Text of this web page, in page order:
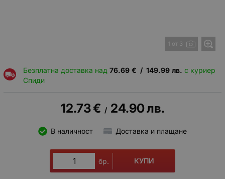
1 от 3
Безплатна доставка над 76.69 € / 149.99 лв. с куриер
Спиди
12.73€ / 24.90лв.
В наличност Доставка и плащане
бр. КУПИ